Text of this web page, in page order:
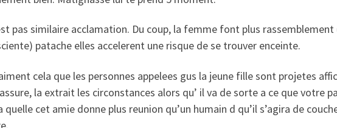
pas similaire acclamation. Du coup, la femme font plus
patache elles accelerent une risque de se trouver enceinte.
cela que les personnes appelees gus la jeune fille sont projetes
la extrait les circonstances alors qu’ il va de sorte a ce que votre
quelle cet amie donne plus reunion qu’un humain d qu’il s’agira de